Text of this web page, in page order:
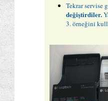
Tekrar servise
değiştirdiler.
3. örneğini